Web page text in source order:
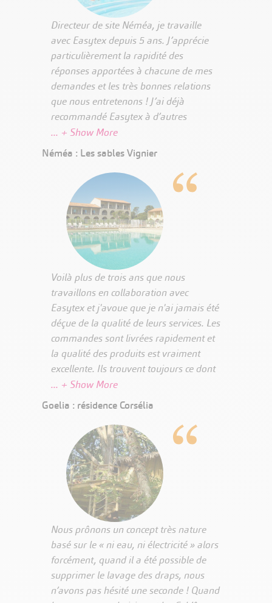
Directeur de site Néméa, je travaille
avec Easytex depuis 5 ans. J’apprécie
particulièrement la rapidité des
réponses apportées à chacune de mes
demandes et les très bonnes relations
que nous entretenons ! J’ai déjà
recommandé Easytex à d’autres
structures et je le referai !
Néméa : Les sables Vignier
Voilà plus de trois ans que nous
travaillons en collaboration avec
Easytex et j'avoue que je n'ai jamais été
déçue de la qualité de leurs services. Les
commandes sont livrées rapidement et
la qualité des produits est vraiment
excellente. Ils trouvent toujours ce dont
nous avons besoin et en cas de SAV, ils
sont très réactifs et efficaces. Petit
Goelia : résidence Corsélia
Nous prônons un concept très nature
basé sur le « ni eau, ni électricité » alors
forcément, quand il a été possible de
supprimer le lavage des draps, nous
n’avons pas hésité une seconde ! Quand